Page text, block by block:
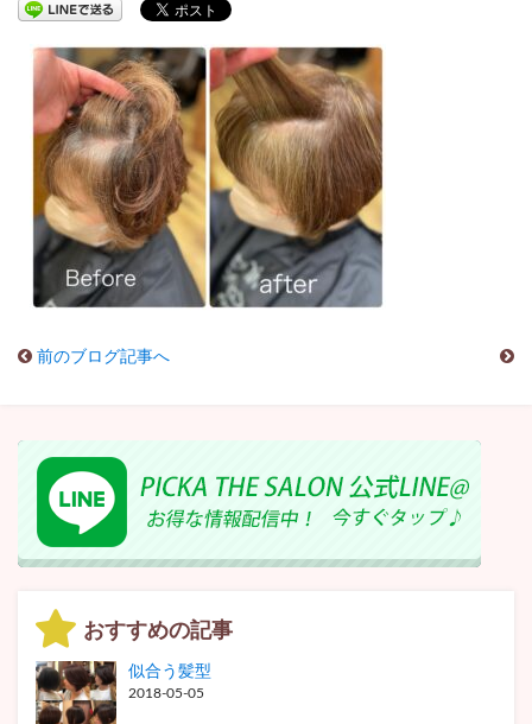
前のブログ記事へ
おすすめの記事
似合う髪型
2018-05-05